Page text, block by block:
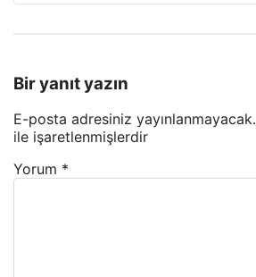
Bir yanıt yazın
E-posta adresiniz yayınlanmayacak.
ile işaretlenmişlerdir
Yorum *